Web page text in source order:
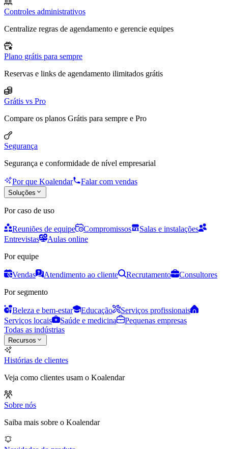
Controles administrativos
Centralize regras de agendamento e gerencie equipes
Plano grátis para sempre
Reservas e links de agendamento ilimitados grátis
Grátis vs Pro
Compare os planos Grátis para sempre e Pro
Segurança
Segurança e conformidade de nível empresarial
Por que Koalendar Falar com vendas
Soluções
Por caso de uso
Reuniões de equipe Compromissos
Salas e instalações
Entrevistas
Aulas online
Por equipe
Vendas Atendimento ao cliente Recrutamento
Consultores
Por segmento
Beleza e bem-estar Educação
Serviços profissionais
Serviços locais
Saúde e medicina
Pequenas empresas
Todas as indústrias
Recursos
Histórias de clientes
Veja como clientes usam o Koalendar
Sobre nós
Saiba mais sobre o Koalendar